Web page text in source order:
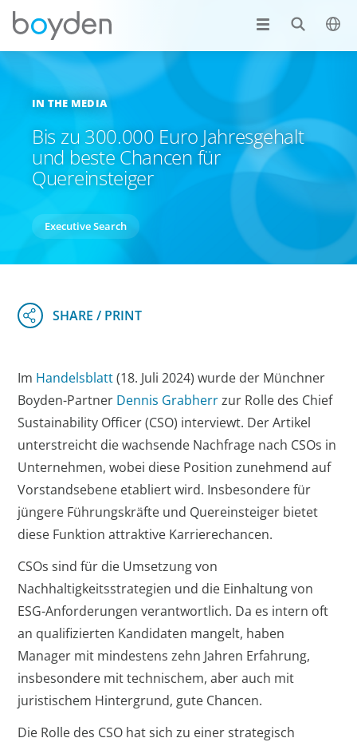
IN THE MEDIA
Bis zu 300.000 Euro Jahresgehalt
und beste Chancen für
Quereinsteiger
Executive Search
Im Handelsblatt(18. Juli 2024) wurde der Münchner
Boyden-Partner Dennis Grabherrzur Rolle des Chief
Sustainability Officer (CSO) interviewt. Der Artikel
unterstreicht die wachsende Nachfrage nach CSOs in
Unternehmen, wobei diese Position zunehmend auf
Vorstandsebene etabliert wird. Insbesondere für
jüngere Führungskräfte und Quereinsteiger bietet
diese Funktion attraktive Karrierechancen.
CSOs sind für die Umsetzung von
Nachhaltigkeitsstrategien und die Einhaltung von
ESG-Anforderungen verantwortlich. Da es intern oft
an qualifizierten Kandidaten mangelt, haben
Manager mit mindestens zehn Jahren Erfahrung,
insbesondere mit technischem, aber auch mit
juristischem Hintergrund, gute Chancen.
Die Rolle des CSO hat sich zu einer strategisch